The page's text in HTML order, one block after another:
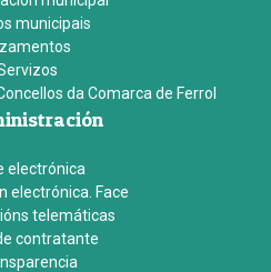
municipais
da Comarca de Ferrol
electrónica
electrónica. Face
telemáticas
contratante